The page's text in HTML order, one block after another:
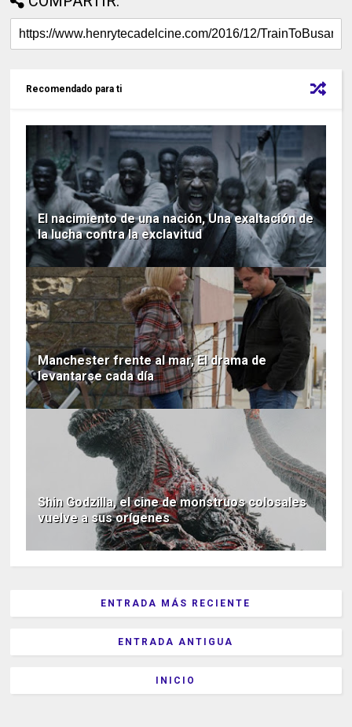
Recomendado para ti
El nacimiento de una nación, Una exaltación de
la lucha contra la exclavitud
Manchester frente al mar, El drama de
levantarse cada día
Shin Godzilla, el cine de monstruos colosales
vuelve a sus orígenes
ENTRADA MÁS RECIENTE
ENTRADA ANTIGUA
INICIO